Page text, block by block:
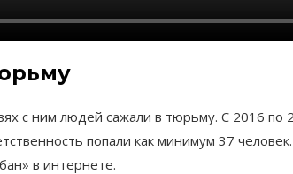
с ним людей сажали в тюрьму. С 2016 по
попали как минимум 37
в интернете.